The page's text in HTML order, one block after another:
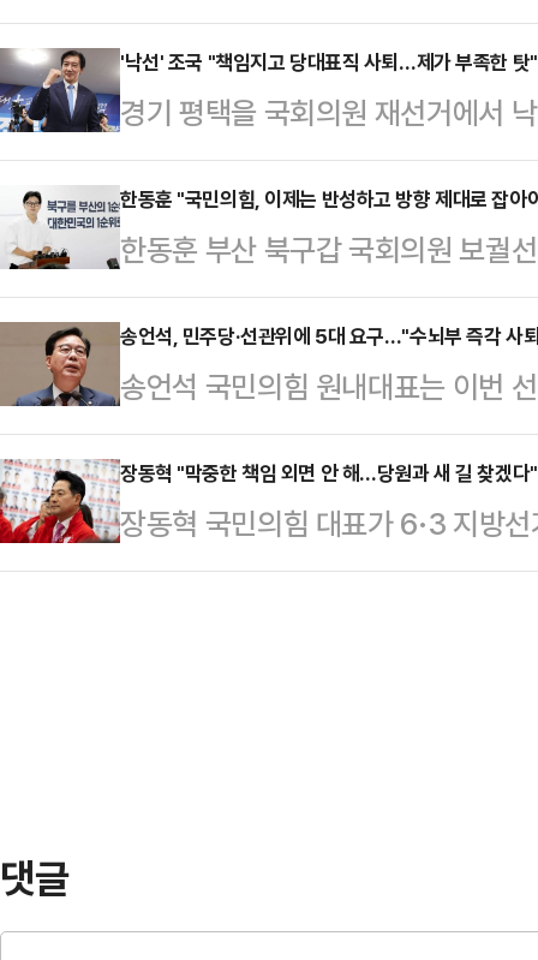
고 "국민의 기대에 미치지 못하는
게 받아들인다"고 말했다.이준석
해단식을 갖고 "훌륭한 후보들이
은 부족한 당세로 그들을 충분히 뒷
롯이 있다"며 이같이 말했다.먼저
후보 한 분 한 분은 자랑스럽다"며 "
정직하게 떳떳하…
'낙선' 조국 "책임지고 당대표직 사퇴…제가 부족한 탓"
경기 평택을 국회의원 재선거에서
에 책임을 지고 대표직에서 물러났
"저는 잠시 멈추지만 당원 동지들
에 책임을 지고 당대표직에서 물러
혁명 이후'의 실패와 아픔을 반복하
대와 단결이 반드시 필요하다고 믿
당의 이름으로 헌신한 당원 동지들
두 제가 부족했던 탓"…
한동훈 "국민의힘, 이제는 반성하고 방향 제대로 잡아
한동훈 부산 북구갑 국회의원 보궐
보를 정면으로 지적하며, 자신이 선
듭 강조했다.한동훈 당선인은 4일
린 당선 기자회견에서 "지금 국민
파들이 보이는 언행은 보수 정당이
적했다.이어 "이제는 (국민의힘이)
생각한다"며 "그런 점에 대해 많은
힘 복당 후 보수 재…
송언석, 민주당·선관위에 5대 요구…"수뇌부 즉각 사
송언석 국민의힘 원내대표는 이번
개표 강행과 관련해 자체 진상 파악
대 공식 요구를 여당과 선관위에
에서 긴급 의원총회를 소집하고 "투
표와 개표에 동시 실시 사태 즉 서
장동혁 "막중한 책임 외면 안 해…당원과 새 길 찾겠다"
장동혁 국민의힘 대표가 6·3 지방
책임을 외면하지 않고, 당원들과 함
댓글